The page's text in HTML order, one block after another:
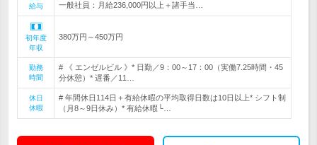
給与
一般社員：月給236,000円以上＋諸手当…
初年度
年収
380万円～450万円
勤務
時間
# 《 エンゼルビル 》* 日勤／9：00～17：00（実働7.25時間・45
分休憩）* 遅番／11…
休日
休暇
# 年間休日114日＋有給休暇の平均取得日数は10日以上* シフト制
（月8～9日休み）* 有給休暇└…